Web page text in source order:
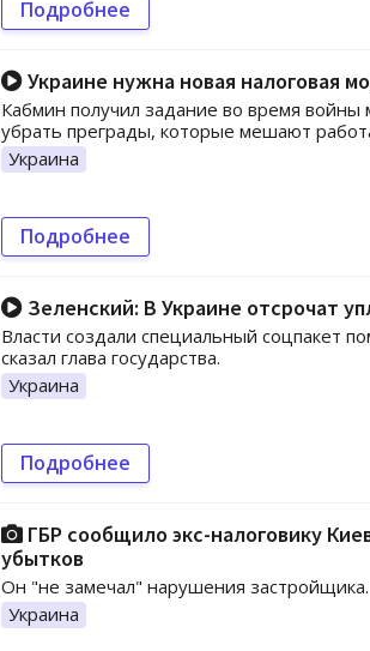
Подробнее
Украине нужна новая налоговая
Кабмин получил задание во время войны
убрать преграды, которые мешают
Украина
Подробнее
Зеленский: В Украине отсрочат
Власти создали специальный соцпакет
сказал глава государства.
Украина
Подробнее
ГБР сообщило экс-налоговику
убытков
Он "не замечал" нарушения застройщика.
Украина